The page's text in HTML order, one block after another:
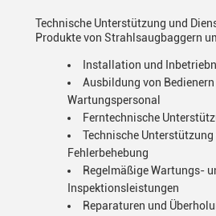
Technische Unterstützung und
Produkte von Strahlsaugbaggern
Installation und
Ausbildung von Bedienern
Wartungspersonal
Ferntechnische
Technische Unterstützung
Fehlerbehebung
Regelmäßige Wartungs-
Inspektionsleistungen
Reparaturen und